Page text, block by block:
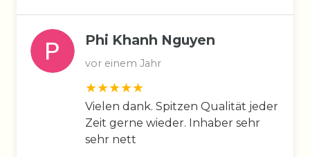
Phi Khanh Nguyen
vor einem Jahr
Vielen dank. Spitzen Qualität jeder
Zeit gerne wieder. Inhaber sehr
sehr nett